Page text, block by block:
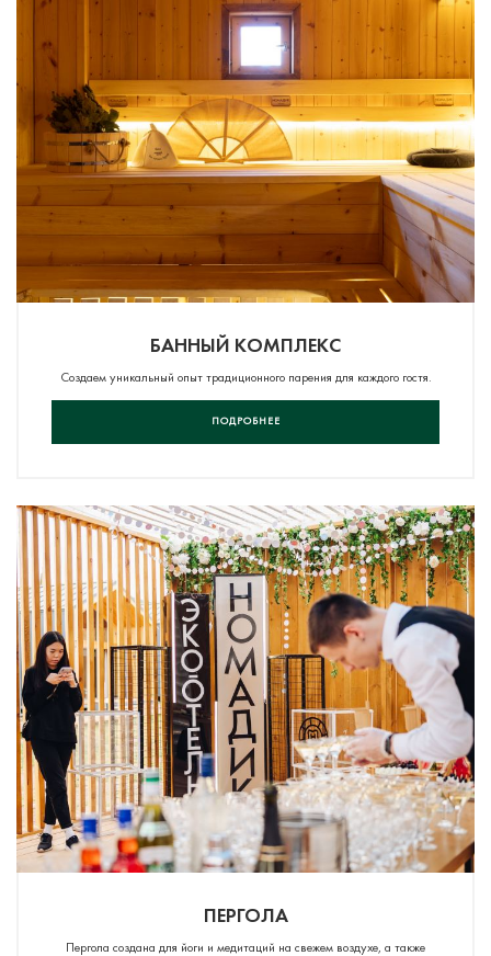
БАННЫЙ КОМПЛЕКС
Создаем уникальный опыт традиционного парения для каждого гостя.
ПОДРОБНЕЕ
ПЕРГОЛА
Пергола создана для йоги и медитаций на свежем воздухе, а также